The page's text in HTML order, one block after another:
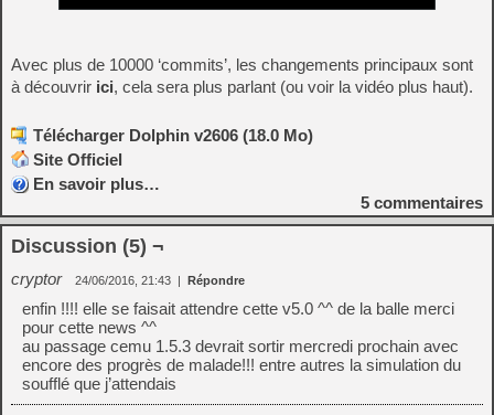
Avec plus de 10000 ‘commits’, les changements principaux sont
à découvrir ici, cela sera plus parlant (ou voir la vidéo plus haut).
Télécharger Dolphin v2606 (18.0 Mo)
Site Officiel
En savoir plus…
5 commentaires
Discussion (5) ¬
cryptor 24/06/2016, 21:43 | Répondre
enfin !!!! elle se faisait attendre cette v5.0 ^^ de la balle merci
pour cette news ^^
au passage cemu 1.5.3 devrait sortir mercredi prochain avec
encore des progrès de malade!!! entre autres la simulation du
soufflé que j’attendais